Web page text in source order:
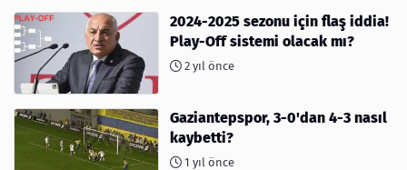
2024-2025 sezonu için flaş iddia!
Play-Off sistemi olacak mı?
2 yıl önce
Gaziantepspor, 3-0'dan 4-3 nasıl
kaybetti?
1 yıl önce